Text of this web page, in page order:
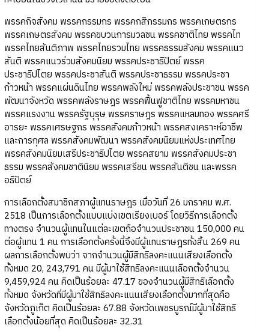
พรรคกิจสังคม พรรคกรรมกร พรรคกสิกรรมกร พรรคเกษตรกร
พรรคเกษตรสังคม พรรคขบวนการมวลชน พรรคชาติไทย พรรคไท
พรรคไทยสันติภาพ พรรคไทยรวมไทย พรรคธรรมสังคม พรรคแนว
สันติ พรรคแนวร่วมสังคมนิยม พรรคประชาธิปัตย์ พรรค
ประชาธิปไตย พรรคประชาสันติ พรรคประชาธรรม พรรคประชา
ก้าวหน้า พรรคแผ่นดินไทย พรรคพลังใหม่ พรรคพลังประชาชน พรรค
พัฒนาจังหวัด พรรคพลังราษฎร พรรคฟื้นฟูชาติไทย พรรคมหาชน
พรรคแรงงาน พรรครัฐบุรุษ พรรคราษฎร พรรคแหลมทอง พรรคศรี
อารยะ พรรคเศรษฐกร พรรคสังคมก้าวหน้า พรรคสงเคราะห์อาชีพ
และการกุศล พรรคสังคมพัฒนา พรรคสังคมนิยมแห่งประเทศไทย
พรรคสังคมนิยมเสรีประชาธิปไตย พรรคสยาม พรรคสังคมประชา
ธรรม พรรคสังคมชาตินิยม พรรคเสรีชน พรรคสันติชน และพรรค
อธิปัตย์
การเลือกตั้งสมาชิกสภาผู้แทนราษฎร เมื่อวันที่ 26 มกราคม พ.ศ.
2518 เป็นการเลือกตั้งแบบแบ่งเขตเรียงเบอร์ โดยวิธีการเลือกตั้ง
ทางตรง จำนวนผู้แทนในแต่ละเขตถือจำนวนประชาชน 150,000 คน
ต่อผู้แทน 1 คน การเลือกตั้งครั้งนี้จึงมีผู้แทนราษฎรทั้งสิ้น 269 คน
ผลการเลือกตั้งพบว่า จากจำนวนผู้มีสิทธิลงคะแนนเสียงเลือกตั้ง
ทั้งหมด 20, 243,791 คน มีผู้มาใช้สิทธิลงคะแนนเลือกตั้งจำนวน
9,459,924 คน คิดเป็นร้อยละ 47.17 ของจำนวนผู้มีสิทธิเลือกตั้ง
ทั้งหมด จังหวัดที่มีผู้มาใช้สิทธิลงคะแนนเสียงเลือกตั้งมากที่สุดคือ
จังหวัดภูเก็ต คิดเป็นร้อยละ 67.88 จังหวัดเพชรบูรณ์มีผู้มาใช้สิทธิ
เลือกตั้งน้อยที่สุด คิดเป็นร้อยละ 32.31